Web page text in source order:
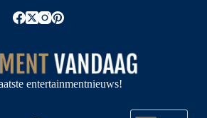
entertainmentnieuws!